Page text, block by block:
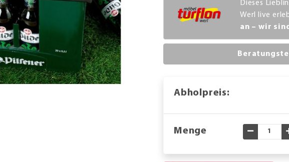
Dieses
Werl live
an – wir
Abholpreis:
Menge